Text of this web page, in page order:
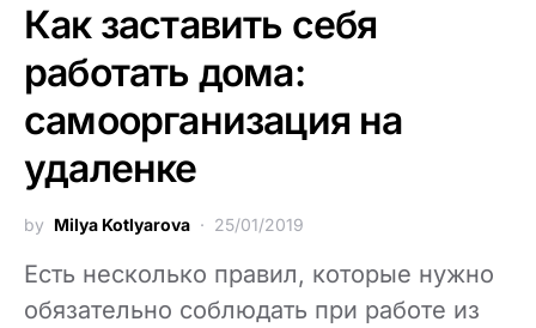
Как заставить себя
работать дома:
самоорганизация на
удаленке
by Milya Kotlyarova 25/01/2019
Есть несколько правил, которые нужно
обязательно соблюдать при работе из